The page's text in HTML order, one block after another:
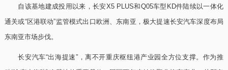
自该基地建成投用以来，长安X5 PLUS和Q05车型KD件陆续以一体化
通关或“区港联动”监管模式出口欧洲、东南亚，极大提速长安汽车深度布局
东南亚市场步伐。
长安汽车“出海提速”，离不开重庆枢纽港产业园全方位支撑。作为推